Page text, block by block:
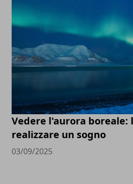
Vedere l'aurora boreale:
realizzare un sogno
03/09/2025